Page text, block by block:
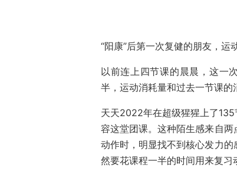
“阳康”后第一次复健的朋友，运
以前连上四节课的晨晨，这一
半，运动消耗量和过去一节课的
天天2022年在超级猩猩上了135
容这堂团课。这种陌生感来自
动作时，明显找不到核心发力
然要花课程一半的时间用来复习